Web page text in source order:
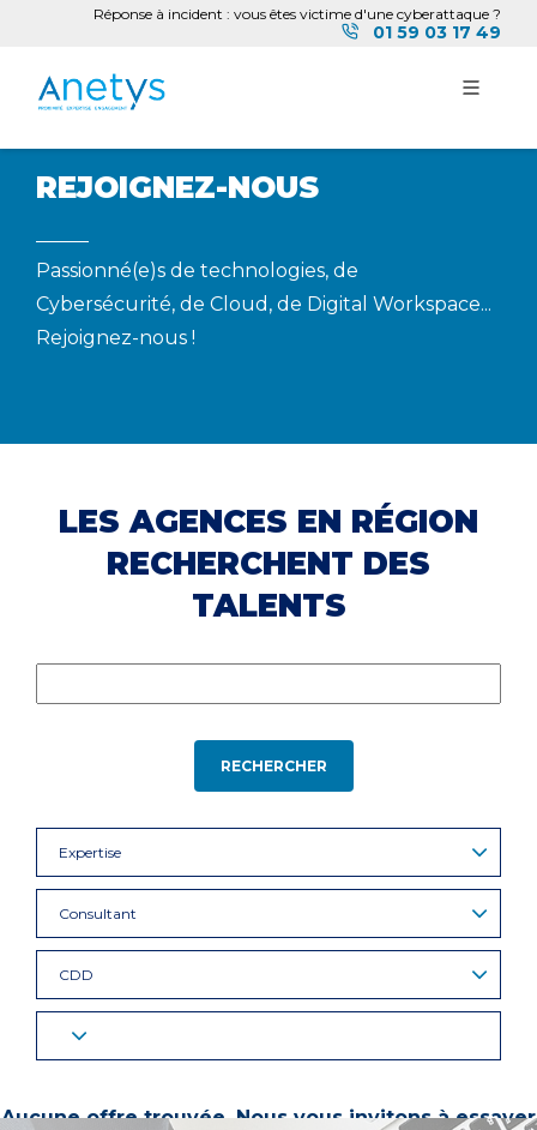
Réponse à incident : vous êtes victime d'une cyberattaque ?
01 59 03 17 49
REJOIGNEZ-NOUS
Passionné(e)s de technologies, de
Cybersécurité, de Cloud, de Digital Workspace...
Rejoignez-nous !
LES AGENCES EN RÉGION
RECHERCHENT DES
TALENTS
RECHERCHER
Expertise
Consultant
CDD
Aucune offre trouvée. Nous vous invitons à essayer